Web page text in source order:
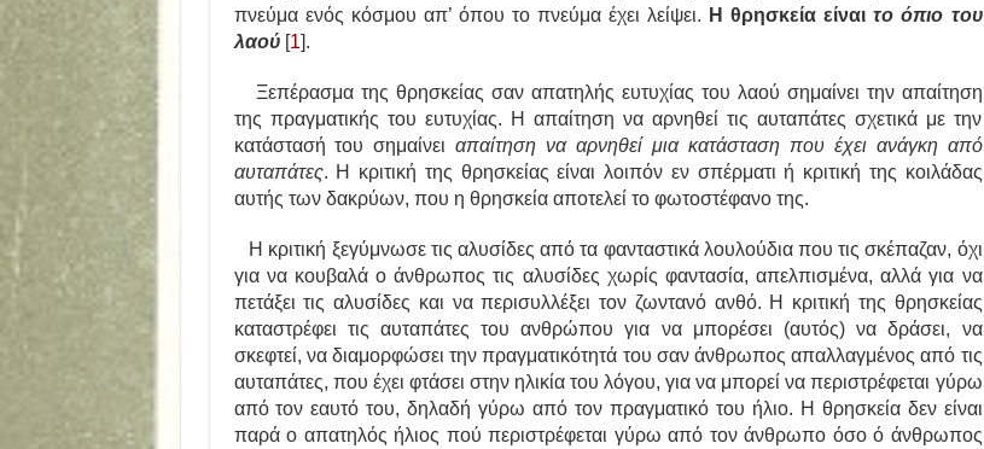
πνεύμα ενός κόσμου απ’ όπου το πνεύμα έχει λείψει. Η θρησκεία είναιτο όπιο του
λαού[1].
Ξεπέρασμα της θρησκείας σαν απατηλής ευτυχίας του λαού σημαίνει την απαίτηση
της πραγματικής του ευτυχίας. Η απαίτηση να αρνηθεί τις αυταπάτες σχετικά με την
κατάστασή του σημαίνειαπαίτηση να αρνηθεί μια κατάσταση που έχει ανάγκη από
αυταπάτες. Η κριτική της θρησκείας είναι λοιπόν εν σπέρματι ή κριτική της κοιλάδας
αυτής των δακρύων, που η θρησκεία αποτελεί το φωτοστέφανο της.
Η κριτική ξεγύμνωσε τις αλυσίδες από τα φανταστικά λουλούδια που τις σκέπαζαν, όχι
για να κουβαλά ο άνθρωπος τις αλυσίδες χωρίς φαντασία, απελπισμένα, αλλά για να
πετάξει τις αλυσίδες και να περισυλλέξει τον ζωντανό ανθό. Η κριτική της θρησκείας
καταστρέφει τις αυταπάτες του ανθρώπου για να μπορέσει (αυτός) να δράσει, να
σκεφτεί, να διαμορφώσει την πραγματικότητά του σαν άνθρωπος απαλλαγμένος από τις
αυταπάτες, που έχει φτάσει στην ηλικία του λόγου, για να μπορεί να περιστρέφεται γύρω
από τον εαυτό του, δηλαδή γύρω από τον πραγματικό του ήλιο. Η θρησκεία δεν είναι
παρά ο απατηλός ήλιος πού περιστρέφεται γύρω από τον άνθρωπο όσο ό άνθρωπος